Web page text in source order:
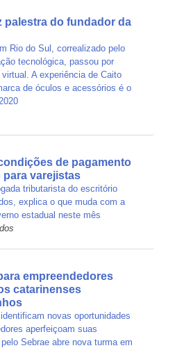
palestra do fundador da
Rio do Sul, correalizado pelo
tecnológica, passou por
A experiência de Caito
de óculos e acessórios é o
de pagamento
para varejistas
tributarista do escritório
explica o que muda com a
estadual neste mês
empreendedores
catarinenses
novas oportunidades
aperfeiçoam suas
Sebrae abre nova turma em